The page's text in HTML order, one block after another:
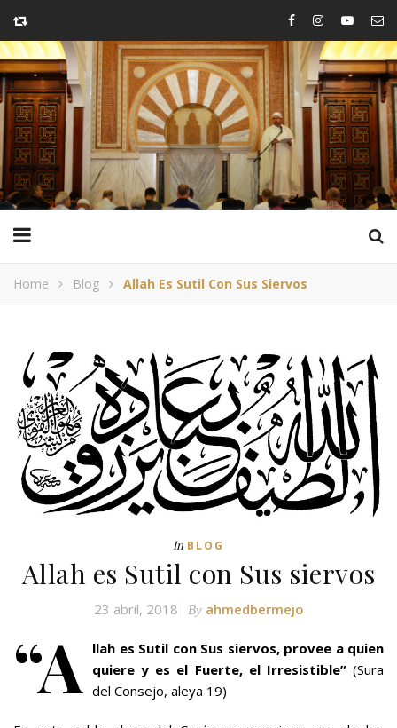
Home Blog Allah Es Sutil Con Sus Siervos
In BLOG
Allah es Sutil con Sus siervos
23 abril, 2018 By ahmedbermejo
“A
llah es Sutil con Sus siervos, provee a quien
quiere y es el Fuerte, el Irresistible” (Sura
del Consejo, aleya 19)